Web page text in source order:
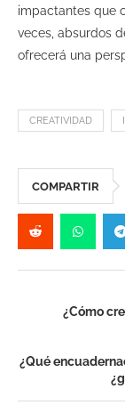
impactantes que
veces, absurdos
ofrecerá una
CREATIVIDAD
COMPARTIR
¿Cómo
¿Qué